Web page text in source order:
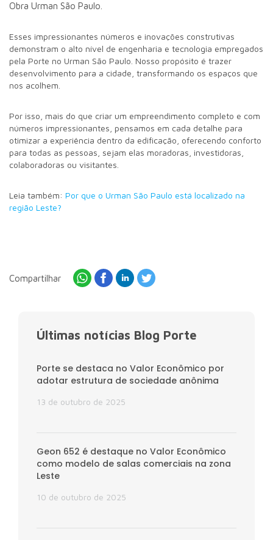
Obra Urman São Paulo.
Esses impressionantes números e inovações construtivas
demonstram o alto nível de engenharia e tecnologia empregados
pela Porte no Urman São Paulo. Nosso propósito é trazer
desenvolvimento para a cidade, transformando os espaços que
nos acolhem.
Por isso, mais do que criar um empreendimento completo e com
números impressionantes, pensamos em cada detalhe para
otimizar a experiência dentro da edificação, oferecendo conforto
para todas as pessoas, sejam elas moradoras, investidoras,
colaboradoras ou visitantes.
Leia também: Por que o Urman São Paulo está localizado na
região Leste?
Compartilhar
Últimas notícias Blog Porte
Porte se destaca no Valor Econômico por
adotar estrutura de sociedade anônima
13 de outubro de 2025
Geon 652 é destaque no Valor Econômico
como modelo de salas comerciais na zona
Leste
10 de outubro de 2025